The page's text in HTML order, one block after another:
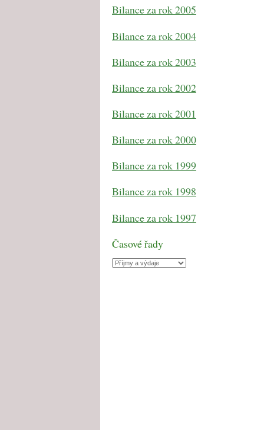
Bilance za rok 2005
Bilance za rok 2004
Bilance za rok 2003
Bilance za rok 2002
Bilance za rok 2001
Bilance za rok 2000
Bilance za rok 1999
Bilance za rok 1998
Bilance za rok 1997
Časové řady